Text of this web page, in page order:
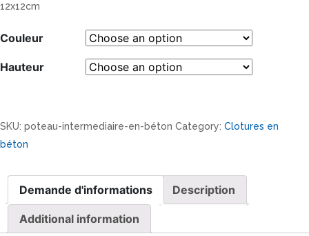
12x12cm
Couleur
Hauteur
SKU: poteau-intermediaire-en-béton Category: Clotures en
béton
Demande d'informations Description
Additional information